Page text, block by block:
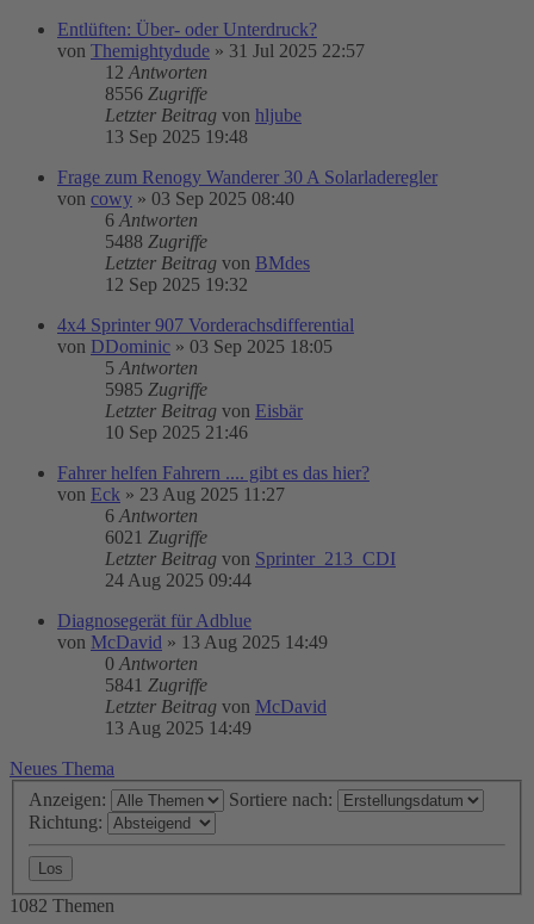
Entlüften: Über- oder Unterdruck?
von Themightydude » 31 Jul 2025 22:57
12 Antworten
8556 Zugriffe
Letzter Beitrag von hljube
13 Sep 2025 19:48
Frage zum Renogy Wanderer 30 A Solarladeregler
von cowy » 03 Sep 2025 08:40
6 Antworten
5488 Zugriffe
Letzter Beitrag von BMdes
12 Sep 2025 19:32
4x4 Sprinter 907 Vorderachsdifferential
von DDominic » 03 Sep 2025 18:05
5 Antworten
5985 Zugriffe
Letzter Beitrag von Eisbär
10 Sep 2025 21:46
Fahrer helfen Fahrern .... gibt es das hier?
von Eck » 23 Aug 2025 11:27
6 Antworten
6021 Zugriffe
Letzter Beitrag von Sprinter_213_CDI
24 Aug 2025 09:44
Diagnosegerät für Adblue
von McDavid » 13 Aug 2025 14:49
0 Antworten
5841 Zugriffe
Letzter Beitrag von McDavid
13 Aug 2025 14:49
Neues Thema
Anzeigen:
Sortiere nach:
Richtung:
1082 Themen